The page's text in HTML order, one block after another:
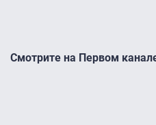
Смотрите на Первом